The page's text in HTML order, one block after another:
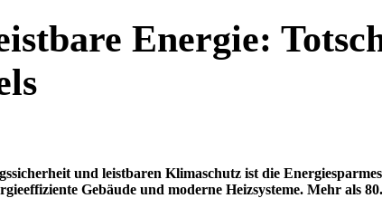
Energie:
und leistbaren Klimaschutz ist die
Gebäude und moderne Heizsysteme. Mehr als